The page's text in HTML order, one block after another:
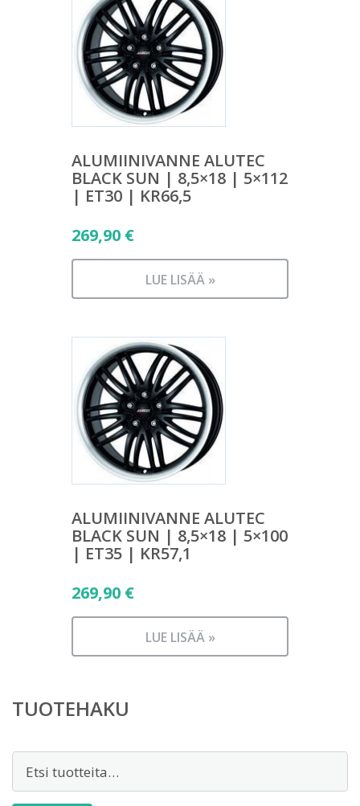
ALUMIINIVANNE ALUTEC
BLACK SUN | 8,5×18 | 5×112
| ET30 | KR66,5
269,90 €
LUE LISÄÄ »
ALUMIINIVANNE ALUTEC
BLACK SUN | 8,5×18 | 5×100
| ET35 | KR57,1
269,90 €
LUE LISÄÄ »
TUOTEHAKU